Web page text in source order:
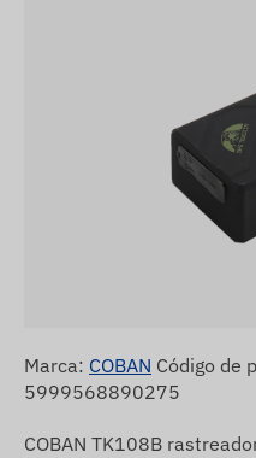
Marca: COBAN Código de
5999568890275
COBAN TK108B